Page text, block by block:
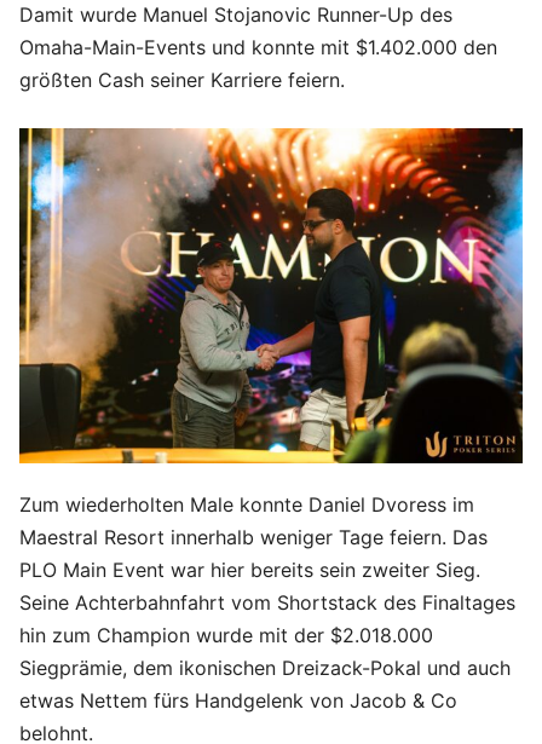
Damit wurde Manuel Stojanovic Runner-Up des
Omaha-Main-Events und konnte mit $1.402.000 den
größten Cash seiner Karriere feiern.
Zum wiederholten Male konnte Daniel Dvoress im
Maestral Resort innerhalb weniger Tage feiern. Das
PLO Main Event war hier bereits sein zweiter Sieg.
Seine Achterbahnfahrt vom Shortstack des Finaltages
hin zum Champion wurde mit der $2.018.000
Siegprämie, dem ikonischen Dreizack-Pokal und auch
etwas Nettem fürs Handgelenk von Jacob & Co
belohnt.